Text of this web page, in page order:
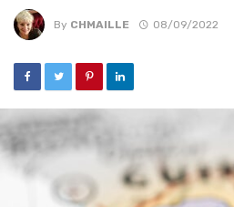
By CHMAILLE 08/09/2022